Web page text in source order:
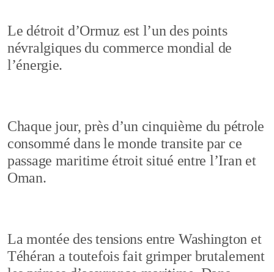
Le détroit d’Ormuz est l’un des points
névralgiques du commerce mondial de
l’énergie.
Chaque jour, près d’un cinquième du pétrole
consommé dans le monde transite par ce
passage maritime étroit situé entre l’Iran et
Oman.
La montée des tensions entre Washington et
Téhéran a toutefois fait grimper brutalement